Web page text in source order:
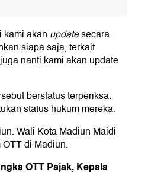
kami akan updatesecara
siapa saja, terkait
nanti kami akan update
berstatus terperiksa.
status hukum mereka.
Wali Kota Madiun Maidi
di Madiun.
OTT Pajak, Kepala